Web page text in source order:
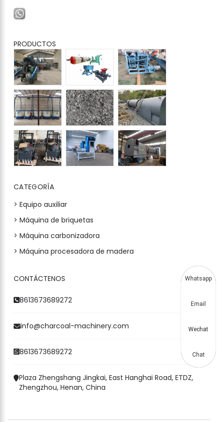
PRODUCTOS
CATEGORÍA
> Equipo auxiliar
> Máquina de briquetas
> Máquina carbonizadora
> Máquina procesadora de madera
CONTÁCTENOS
8613673689272
info@charcoal-machinery.com
8613673689272
Plaza Zhengshang Jingkai, East Hanghai Road, ETDZ,
Zhengzhou, Henan, China
Whatsapp
Email
Wechat
Chat